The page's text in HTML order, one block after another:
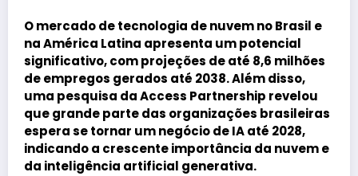
O mercado de tecnologia de nuvem no Brasil e
na América Latina apresenta um potencial
significativo, com projeções de até 8,6 milhões
de empregos gerados até 2038. Além disso,
uma pesquisa da Access Partnership revelou
que grande parte das organizações brasileiras
espera se tornar um negócio de IA até 2028,
indicando a crescente importância da nuvem e
da inteligência artificial generativa.